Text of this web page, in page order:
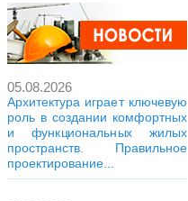
05.08.2026
Архитектура играет ключевую
роль в создании комфортных
и функциональных жилых
пространств. Правильное
проектирование...